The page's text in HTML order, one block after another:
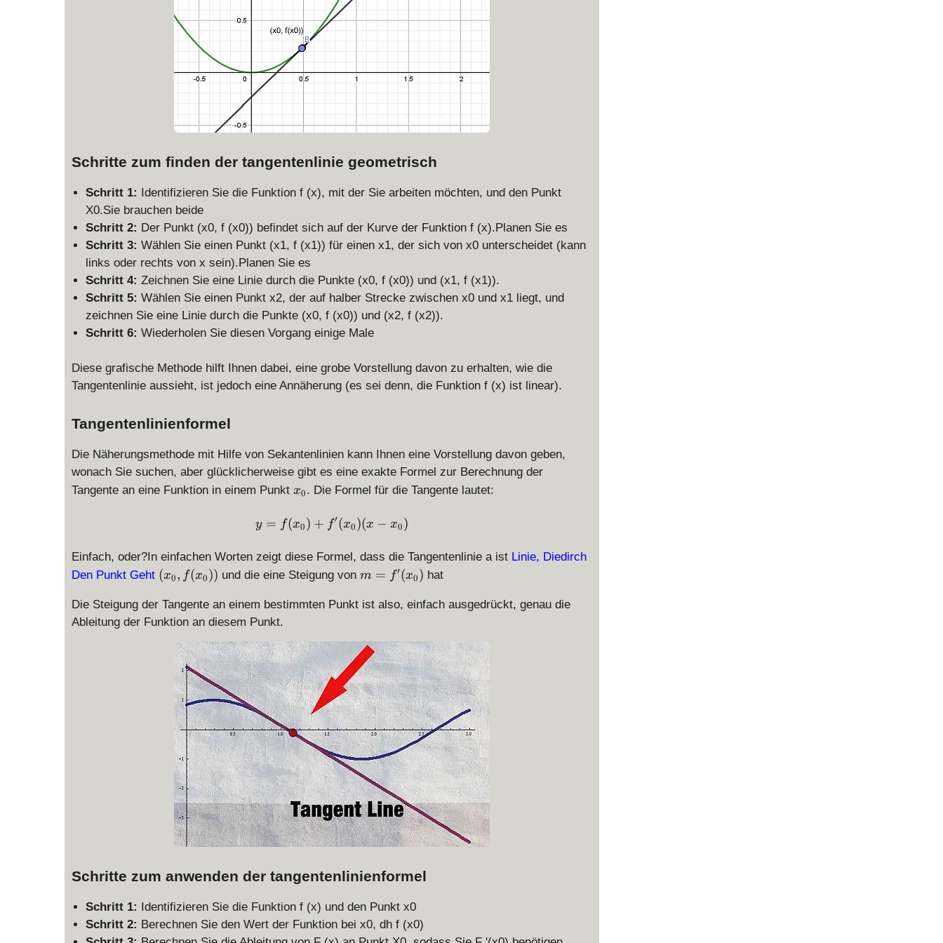
Schritte zum finden der tangentenlinie geometrisch
Schritt 1: Identifizieren Sie die Funktion f (x), mit der Sie arbeiten möchten, und den Punkt
X0.Sie brauchen beide
Schritt 2: Der Punkt (x0, f (x0)) befindet sich auf der Kurve der Funktion f (x).Planen Sie es
Schritt 3: Wählen Sie einen Punkt (x1, f (x1)) für einen x1, der sich von x0 unterscheidet (kann
links oder rechts von x sein).Planen Sie es
Schritt 4: Zeichnen Sie eine Linie durch die Punkte (x0, f (x0)) und (x1, f (x1)).
Schritt 5: Wählen Sie einen Punkt x2, der auf halber Strecke zwischen x0 und x1 liegt, und
zeichnen Sie eine Linie durch die Punkte (x0, f (x0)) und (x2, f (x2)).
Schritt 6: Wiederholen Sie diesen Vorgang einige Male
Diese grafische Methode hilft Ihnen dabei, eine grobe Vorstellung davon zu erhalten, wie die
Tangentenlinie aussieht, ist jedoch eine Annäherung (es sei denn, die Funktion f (x) ist linear).
Tangentenlinienformel
Die Näherungsmethode mit Hilfe von Sekantenlinien kann Ihnen eine Vorstellung davon geben,
wonach Sie suchen, aber glücklicherweise gibt es eine exakte Formel zur Berechnung der
Tangente an eine Funktion in einem Punkt x
0
x0. Die Formel für die Tangente lautet:
\displaystyle y = f(x_0) + f'(x_0) (x - x_0)
y = f(x0) + f′(x0)(x − x0)
Einfach, oder?In einfachen Worten zeigt diese Formel, dass die Tangentenlinie a ist Linie, Diedirch
Den Punkt Geht (
_
0
(x0, f(x0)) und die eine Steigung vonm
f'
_
0
)
m = f′(x0) hat
Die Steigung der Tangente an einem bestimmten Punkt ist also, einfach ausgedrückt, genau die
Ableitung der Funktion an diesem Punkt.
Schritte zum anwenden der tangentenlinienformel
Schritt 1: Identifizieren Sie die Funktion f (x) und den Punkt x0
Schritt 2: Berechnen Sie den Wert der Funktion bei x0, dh f (x0)